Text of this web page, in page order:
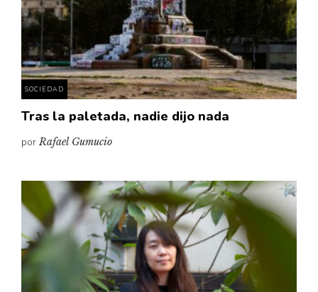
SOCIEDAD
Tras la paletada, nadie dijo nada
porRafael Gumucio